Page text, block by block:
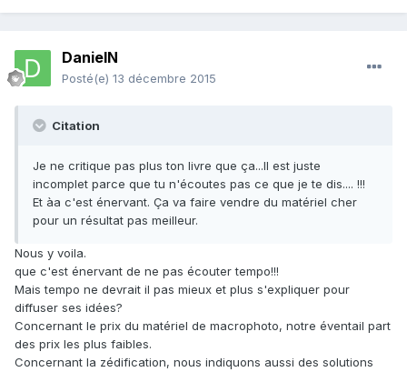
DanielN
Posté(e) 13 décembre 2015
Citation
Je ne critique pas plus ton livre que ça...Il est juste
incomplet parce que tu n'écoutes pas ce que je te dis.... !!!
Et àa c'est énervant. Ça va faire vendre du matériel cher
pour un résultat pas meilleur.
Nous y voila.
que c'est énervant de ne pas écouter tempo!!!
Mais tempo ne devrait il pas mieux et plus s'expliquer pour
diffuser ses idées?
Concernant le prix du matériel de macrophoto, notre éventail part
des prix les plus faibles.
Concernant la zédification, nous indiquons aussi des solutions